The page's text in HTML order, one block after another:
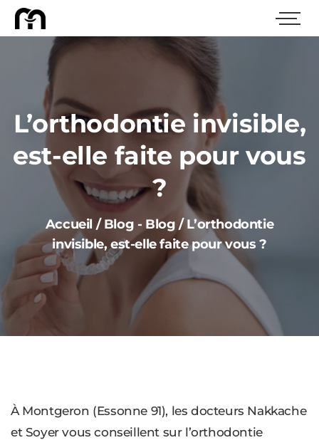
L’orthodontie invisible,
est-elle faite pour vous
?
Accueil / Blog - Blog / L’orthodontie
invisible, est-elle faite pour vous ?
À Montgeron (Essonne 91), les docteurs Nakkache
et Soyer vous conseillent sur l’orthodontie